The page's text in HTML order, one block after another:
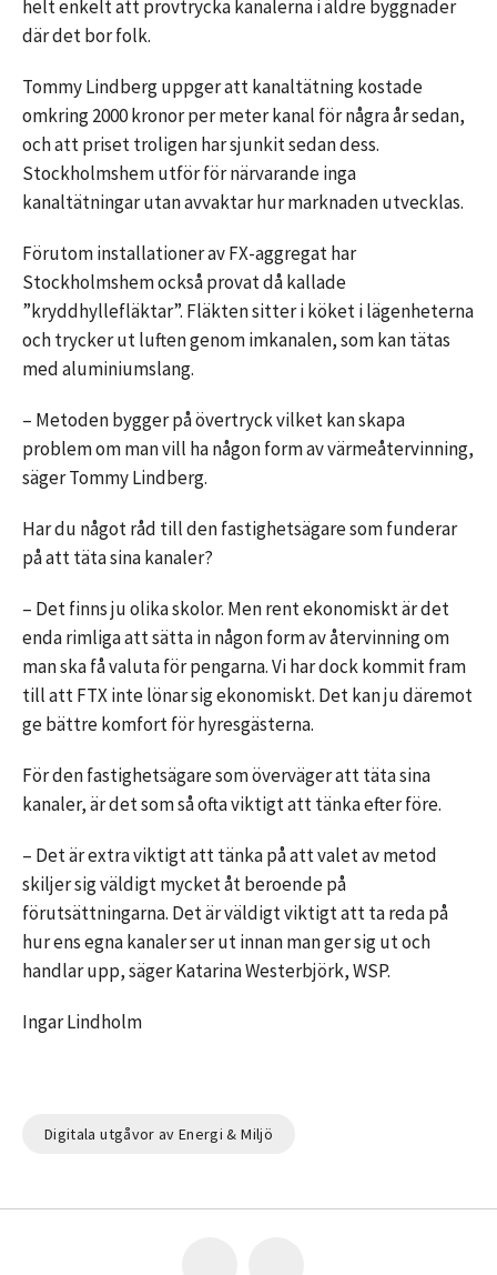
helt enkelt att provtrycka kanalerna i äldre byggnader
där det bor folk.
Tommy Lindberg uppger att kanaltätning kostade
omkring 2000 kronor per meter kanal för några år sedan,
och att priset troligen har sjunkit sedan dess.
Stockholmshem utför för närvarande inga
kanaltätningar utan avvaktar hur marknaden utvecklas.
Förutom installationer av FX-aggregat har
Stockholmshem också provat då kallade
”kryddhyllefläktar”. Fläkten sitter i köket i lägenheterna
och trycker ut luften genom imkanalen, som kan tätas
med aluminiumslang.
– Metoden bygger på övertryck vilket kan skapa
problem om man vill ha någon form av värmeåtervinning,
säger Tommy Lindberg.
Har du något råd till den fastighetsägare som funderar
på att täta sina kanaler?
– Det finns ju olika skolor. Men rent ekonomiskt är det
enda rimliga att sätta in någon form av återvinning om
man ska få valuta för pengarna. Vi har dock kommit fram
till att FTX inte lönar sig ekonomiskt. Det kan ju däremot
ge bättre komfort för hyresgästerna.
För den fastighetsägare som överväger att täta sina
kanaler, är det som så ofta viktigt att tänka efter före.
– Det är extra viktigt att tänka på att valet av metod
skiljer sig väldigt mycket åt beroende på
förutsättningarna. Det är väldigt viktigt att ta reda på
hur ens egna kanaler ser ut innan man ger sig ut och
handlar upp, säger Katarina Westerbjörk, WSP.
Ingar Lindholm
Digitala utgåvor av Energi & Miljö